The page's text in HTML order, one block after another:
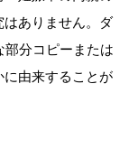
ありません。ダ
部分コピーまたは
由来することが